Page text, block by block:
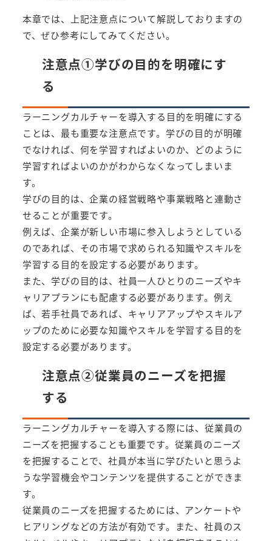
本章では、上記注意点について解説しておりますの
で、ぜひ参考にしてみてください。
注意点①学びの目的を明確にす
る
ラーニングカルチャーを導入する目的を明確にする
ことは、最も重要な注意点です。学びの目的が明確
でなければ、何を学習すればよいのか、どのように
学習すればよいのかがわからなくなってしまいま
す。
学びの目的は、企業の経営戦略や事業戦略と連動さ
せることが重要です。
例えば、企業が新しい市場に参入しようとしている
のであれば、その市場で求められる知識やスキルを
学習する目的を設定する必要があります。
また、学びの目的は、社員一人ひとりのニーズやキ
ャリアプランにも配慮する必要があります。例え
ば、若手社員であれば、キャリアアップやスキルア
ップのために必要な知識やスキルを学習する目的を
設定する必要があります。
注意点②従業員のニーズを把握
する
ラーニングカルチャーを導入する際には、従業員の
ニーズを把握することも重要です。従業員のニーズ
を把握することで、社員が本当に学びたいと思うよ
うな学習機会やコンテンツを提供することができま
す。
従業員のニーズを把握するためには、アンケートや
ヒアリングなどの方法が有効です。また、社員のス